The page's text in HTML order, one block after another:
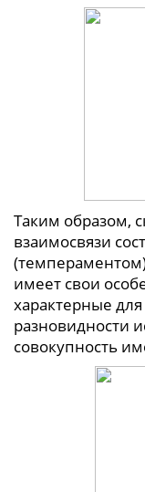
Таким образом,
взаимосвязи
имеет свои
характерные
разновидности
совокупность